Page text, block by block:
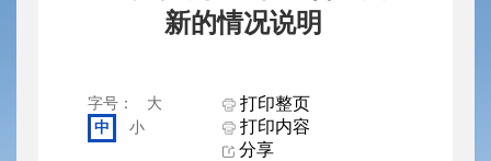
新的情况说明
字号：
大
中
小
打印整页
打印内容
分享